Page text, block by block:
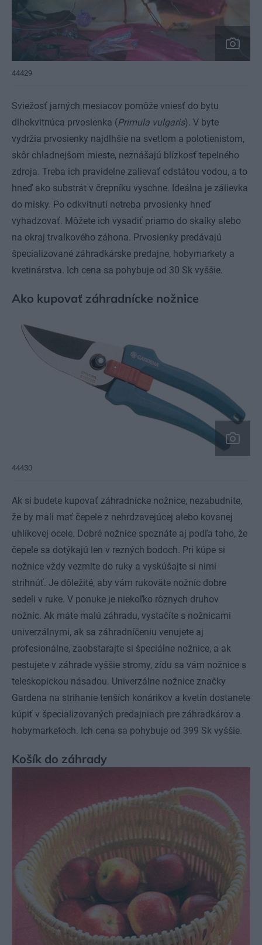
44429
Sviežosť jarných mesiacov pomôže vniesť do bytu
dlhokvitnúca prvosienka (Primula vulgaris). V byte
vydržia prvosienky najdlhšie na svetlom a polotienistom,
skôr chladnejšom mieste, neznášajú blízkosť tepelného
zdroja. Treba ich pravidelne zalievať odstátou vodou, a to
hneď ako substrát v črepníku vyschne. Ideálna je zálievka
do misky. Po odkvitnutí netreba prvosienky hneď
vyhadzovať. Môžete ich vysadiť priamo do skalky alebo
na okraj trvalkového záhona. Prvosienky predávajú
špecializované záhradkárske predajne, hobymarkety a
kvetinárstva. Ich cena sa pohybuje od 30 Sk vyššie.
Ako kupovať záhradnícke nožnice
44430
Ak si budete kupovať záhradnícke nožnice, nezabudnite,
že by mali mať čepele z nehrdzavejúcej alebo kovanej
uhlíkovej ocele. Dobré nožnice spoznáte aj podľa toho, že
čepele sa dotýkajú len v rezných bodoch. Pri kúpe si
nožnice vždy vezmite do ruky a vyskúšajte si nimi
strihnúť. Je dôležité, aby vám rukoväte nožníc dobre
sedeli v ruke. V ponuke je niekoľko rôznych druhov
nožníc. Ak máte malú záhradu, vystačíte s nožnicami
univerzálnymi, ak sa záhradníčeniu venujete aj
profesionálne, zaobstarajte si špeciálne nožnice, a ak
pestujete v záhrade vyššie stromy, zídu sa vám nožnice s
teleskopickou násadou. Univerzálne nožnice značky
Gardena na strihanie tenších konárikov a kvetín dostanete
kúpiť v špecializovaných predajniach pre záhradkárov a
hobymarketoch. Ich cena sa pohybuje od 399 Sk vyššie.
Košík do záhrady